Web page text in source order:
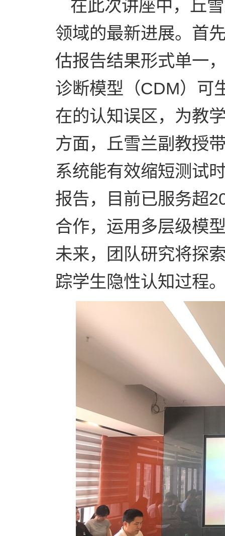
在此次讲座中，丘
领域的最新进展。首
估报告结果形式单一
诊断模型（CDM）可
在的认知误区，为教
方面，丘雪兰副教授
系统能有效缩短测试
报告，目前已服务超
合作，运用多层级模
未来，团队研究将探
踪学生隐性认知过程